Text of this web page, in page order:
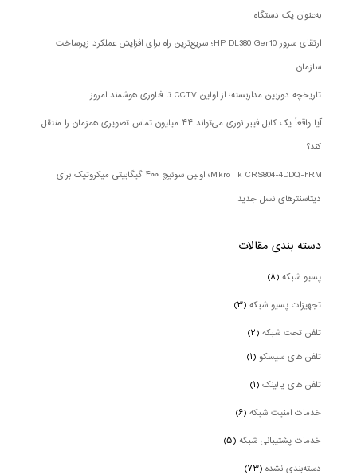
به‌عنوان یک دستگاه
ارتقای سرور HP DL380 Gen10؛ سریع‌ترین راه برای افزایش عملکرد زیرساخت
سازمان
تاریخچه دوربین مداربسته؛ از اولین CCTV تا فناوری هوشمند امروز
آیا واقعاً یک کابل فیبر نوری می‌تواند ۴۴ میلیون تماس تصویری همزمان را منتقل
کند؟
MikroTik CRS804-4DDQ-hRM؛ اولین سوئیچ ۴۰۰ گیگابیتی میکروتیک برای
دیتاسنترهای نسل جدید
دسته بندی‌ مقالات
پسیو شبکه(۸)
تجهیزات پسیو شبکه(۳)
تلفن تحت شبکه(۲)
تلفن های سیسکو(۱)
تلفن های یالینک(۱)
خدمات امنیت شبکه(۶)
خدمات پشتیبانی شبکه(۵)
دسته‌بندی نشده(۷۳)